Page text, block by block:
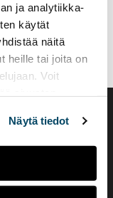
ja analytiikka-
käytät
näitä
heille tai joita on
Voit
Näytä tiedot